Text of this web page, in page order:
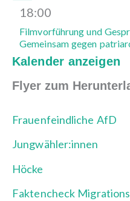
18:00
Filmvorführung und
Gemeinsam gegen
Kalender anzeigen
Flyer zum
Frauenfeindliche AfD
Jungwähler:innen
Höcke
Faktencheck